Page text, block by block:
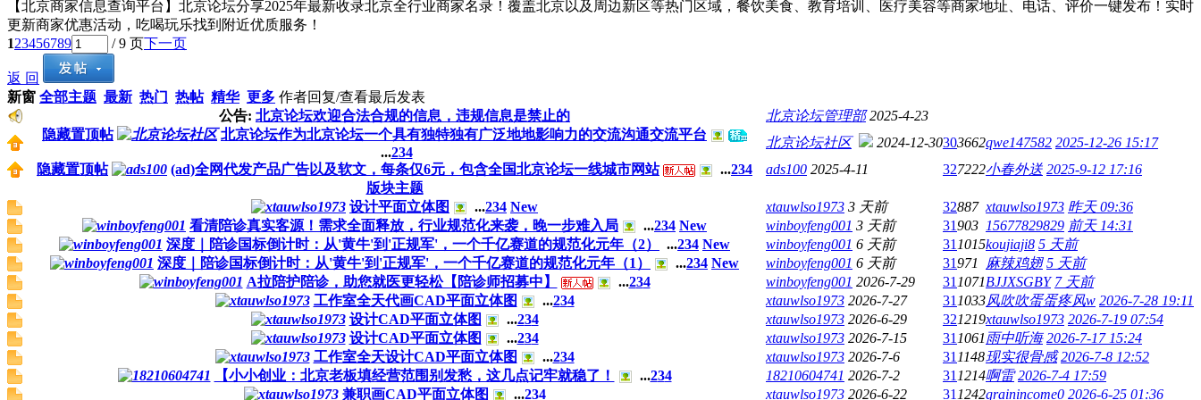
【北京商家信息查询平台】北京论坛分享2025年最新收录北京全行业商家名录！覆盖北京以及周边新区等热门区域，餐饮美食、教育培训、医疗美容等商家地址、电话、评价一键发布！实时
更新商家优惠活动，吃喝玩乐找到附近优质服务！
123456789 / 9 页下一页
返 回
新窗 全部主题 最新 热门 热帖 精华 更多 作者回复/查看最后发表
公告: 北京论坛欢迎合法合规的信息，违规信息是禁止的 北京论坛管理部 2025-4-23
隐藏置顶帖
北京论坛作为北京论坛一个具有独特独有广泛地地影响力的交流沟通交流平台
...234
北京论坛社区 2024-12-30303662qwe147582 2025-12-26 15:17
隐藏置顶帖
(ad)全网代发产品广告以及软文，每条仅6元，包含全国北京论坛一线城市网站 ...234 ads100 2025-4-11 327222小春外送 2025-9-12 17:16
版块主题
设计平面立体图
...234 New xtauwlso1973 3 天前 32887 xtauwlso1973 昨天 09:36
看清陪诊真实客源！需求全面释放，行业规范化来袭，晚一步难入局
...234 New winboyfeng001 3 天前 31903 15677829829 前天 14:31
深度｜陪诊国标倒计时：从'黄牛'到'正规军'，一个千亿赛道的规范化元年（2）
...234 New winboyfeng001 6 天前 31 1015koujiaji8 5 天前
深度｜陪诊国标倒计时：从'黄牛'到'正规军'，一个千亿赛道的规范化元年（1）
...234 New winboyfeng001 6 天前 31971 麻辣鸡翅 5 天前
A拉陪护陪诊，助您就医更轻松【陪诊师招募中】
...234 winboyfeng001 2026-7-29 31 1071BJJXSGBY 7 天前
工作室全天代画CAD平面立体图
...234 xtauwlso1973 2026-7-27 31 1033风吹吹蛋蛋疼风w 2026-7-28 19:11
设计CAD平面立体图
...234 xtauwlso1973 2026-6-29 321219xtauwlso1973 2026-7-19 07:54
设计CAD平面立体图
...234 xtauwlso1973 2026-7-15 31 1061雨中听海 2026-7-17 15:24
工作室全天设计CAD平面立体图
...234 xtauwlso1973 2026-7-6 31 1148现实很骨感 2026-7-8 12:52
【小小创业：北京老板填经营范围别发愁，这几点记牢就稳了！
...234 18210604741 2026-7-2 31 1214啊雷 2026-7-4 17:59
兼职画CAD平面立体图
...234 xtauwlso1973 2026-6-22 31 1242grainincome0 2026-6-25 01:36